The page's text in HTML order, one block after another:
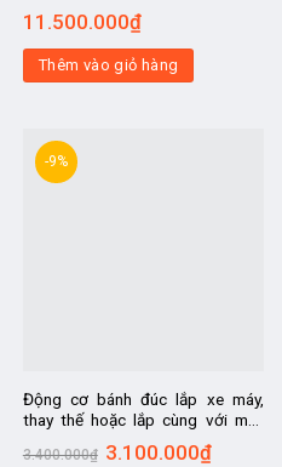
11.500.000₫
Thêm vào giỏ hàng
-9%
Động cơ bánh đúc lắp xe máy,
thay thế hoặc lắp cùng với máy
xăng, chế xe máy thành xe điện lai
3.400.000₫ 3.100.000₫